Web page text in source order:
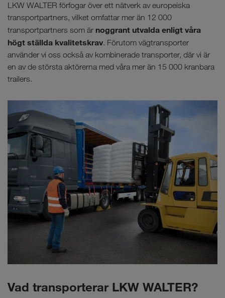
LKW WALTER förfogar över ett nätverk av europeiska
transportpartners, vilket omfattar mer än 12 000
transportpartners som är noggrant utvalda enligt våra
högt ställda kvalitetskrav. Förutom vägtransporter
använder vi oss också av kombinerade transporter, där vi är
en av de största aktörerna med våra mer än 15 000 kranbara
trailers.
Vad transporterar LKW WALTER?